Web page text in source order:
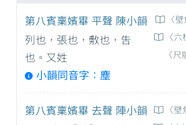
〈
〈
〈
第八賓稟嬪畢 平聲 陳小韻
列也，張也，敷也，吿
也。又姓
小韻同音字：塵
〈
第八賓稟嬪畢 去聲 陣小韻